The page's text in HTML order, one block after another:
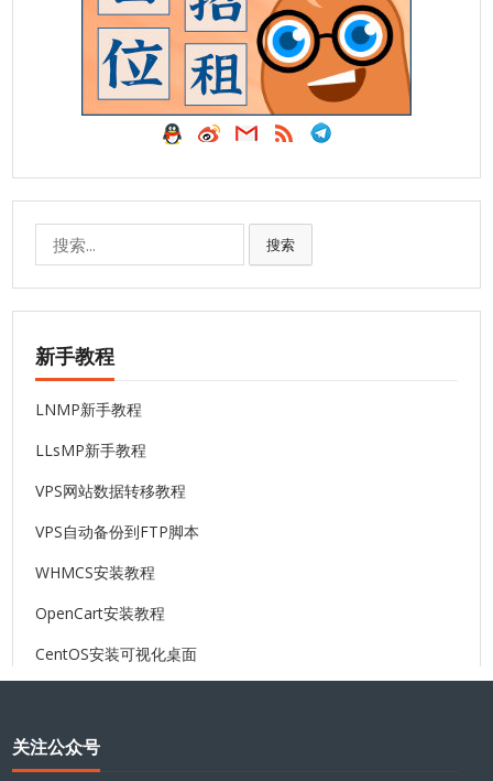
搜索
新手教程
LNMP新手教程
LLsMP新手教程
VPS网站数据转移教程
VPS自动备份到FTP脚本
WHMCS安装教程
OpenCart安装教程
CentOS安装可视化桌面
关注公众号